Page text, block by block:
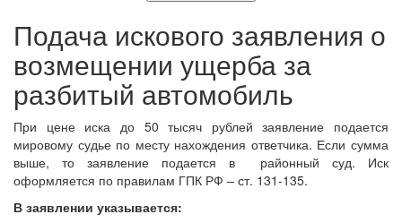
Подача искового заявления о
возмещении ущерба за
разбитый автомобиль
При цене иска до 50 тысяч рублей заявление подается
мировому судье по месту нахождения ответчика. Если сумма
выше, то заявление подается в районный суд. Иск
оформляется по правилам ГПК РФ – ст. 131-135.
В заявлении указывается: